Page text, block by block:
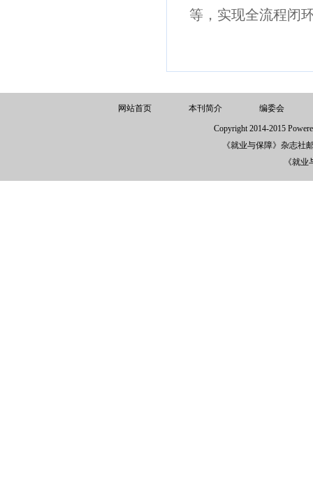
等，实现全流程闭
网站首页 本刊简介 编委会
Copyright 2014-2015
《就业与保障》杂志社
《就